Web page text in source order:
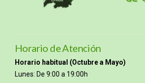
Horario de Atención
Horario habitual (Octubre a Mayo)
Lunes: De 9:00 a 19:00h